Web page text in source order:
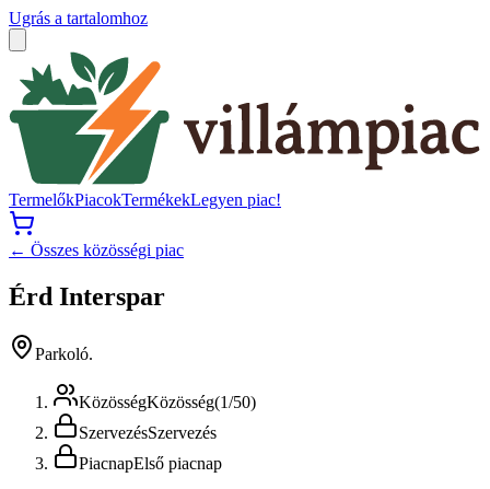
Ugrás a tartalomhoz
TermelőkPiacokTermékekLegyen piac!
← Összes közösségi piac
Érd Interspar
Parkoló.
KözösségKözösség(1/50)
SzervezésSzervezés
PiacnapElső piacnap